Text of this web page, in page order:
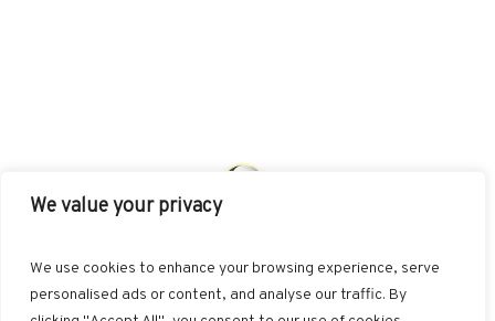
We value your privacy
We use cookies to enhance your browsing experience, serve
personalised ads or content, and analyse our traffic. By
AKUT INDIKATIONEN
HEILMETHODEN
BEHANDLUNGSKONZEPTE
SONSTIGES